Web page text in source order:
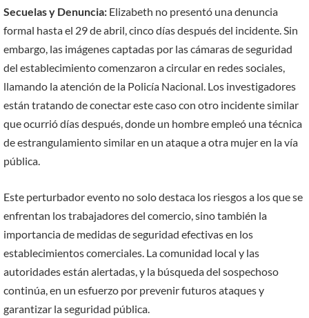
Secuelas y Denuncia: Elizabeth no presentó una denuncia
formal hasta el 29 de abril, cinco días después del incidente. Sin
embargo, las imágenes captadas por las cámaras de seguridad
del establecimiento comenzaron a circular en redes sociales,
llamando la atención de la Policía Nacional. Los investigadores
están tratando de conectar este caso con otro incidente similar
que ocurrió días después, donde un hombre empleó una técnica
de estrangulamiento similar en un ataque a otra mujer en la vía
pública.
Este perturbador evento no solo destaca los riesgos a los que se
enfrentan los trabajadores del comercio, sino también la
importancia de medidas de seguridad efectivas en los
establecimientos comerciales. La comunidad local y las
autoridades están alertadas, y la búsqueda del sospechoso
continúa, en un esfuerzo por prevenir futuros ataques y
garantizar la seguridad pública.